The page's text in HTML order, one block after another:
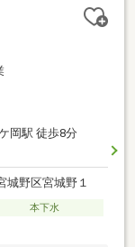
心と納得があり
より、簡単にネ
岡駅 徒歩8分
城野区宮城野１
本下水